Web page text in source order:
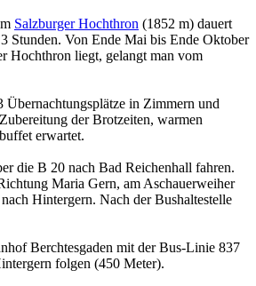
Salzburger Hochthron (1852 m) dauert
Stunden. Von Ende Mai bis Ende Oktober
Hochthron liegt, gelangt man vom
Übernachtungsplätze in Zimmern und
der Brotzeiten, warmen
erwartet.
die B 20 nach Bad Reichenhall fahren.
Maria Gern, am Aschauerweiher
Hintergern. Nach der Bushaltestelle
Berchtesgaden mit der Bus-Linie 837
folgen (450 Meter).